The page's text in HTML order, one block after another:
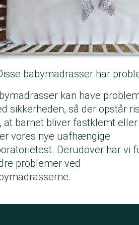
babymadrasser har
kan have
sikkerheden, så der opstår
at barnet bliver fastklemt eller
vores nye uafhængige
Derudover har vi
problemer ved